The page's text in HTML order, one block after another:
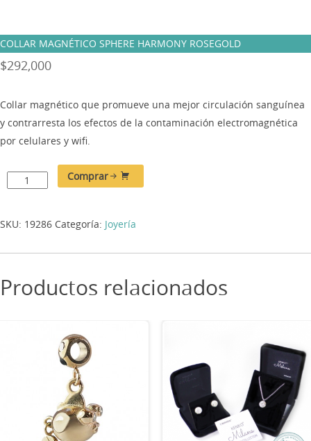
COLLAR MAGNÉTICO SPHERE HARMONY ROSEGOLD
$292,000
Collar magnético que promueve una mejor circulación sanguínea
y contrarresta los efectos de la contaminación electromagnética
por celulares y wifi.
Comprar
SKU: 19286 Categoría: Joyería
Productos relacionados